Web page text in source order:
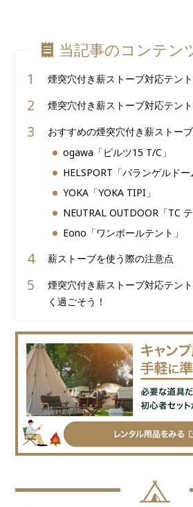
当記事のコンテン
煙突穴付き薪ストーブ対応テン
煙突穴付き薪ストーブ対応テン
おすすめの煙突穴付き薪ストー
ogawa「ピルツ15 T/C」
HELSPORT「バランゲルドー
YOKA「YOKA TIPI」
NEUTRAL OUTDOOR「TC テ
Eono「ワンポールテント」
薪ストーブを使う際の注意点
煙突穴付き薪ストーブ対応テン
く過ごそう！